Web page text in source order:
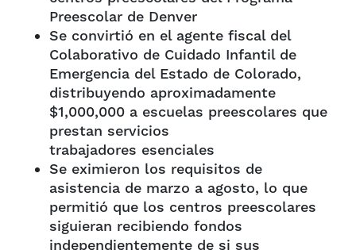
Preescolar de Denver
Se convirtió en el agente fiscal del
Colaborativo de Cuidado Infantil de
Emergencia del Estado de Colorado,
distribuyendo aproximadamente
$1,000,000 a escuelas preescolares que
prestan servicios
trabajadores esenciales
Se eximieron los requisitos de
asistencia de marzo a agosto, lo que
permitió que los centros preescolares
siguieran recibiendo fondos
independientemente de si sus